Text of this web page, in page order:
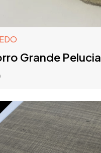
Grande Pelucia